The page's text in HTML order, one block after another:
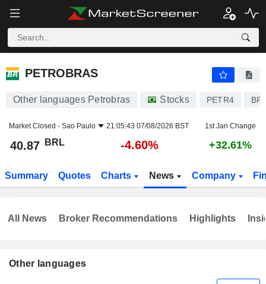
PETROBRAS
PETROBRAS
Other languages Petrobras Stocks PETR4
Market Closed - Sao Paulo 21:05:43 07/08/2026 BST 1st Jan Change
40.87 BRL -4.60% +32.61%
Summary Quotes Charts News Company
Other languages
All News Broker Recommendations Highlights